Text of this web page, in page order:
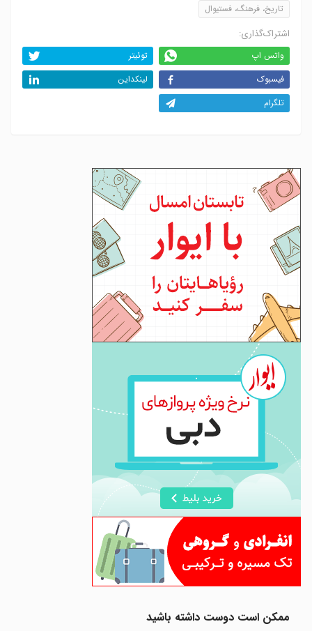
تاریخ، فرهنگ، فستیوال
اشتراک‌گذاری:
واتس اپ
توئیتر
فیسبوک
لینکداین
تلگرام
ممکن است دوست داشته باشید